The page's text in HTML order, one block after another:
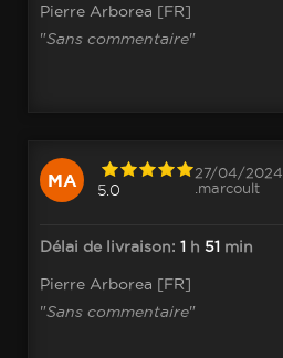
Pierre Arborea [FR]
"Sans commentaire"
MA 5.0
27/04/2024
.marcoult
Délai de livraison: 1 h 51 min
Pierre Arborea [FR]
"Sans commentaire"